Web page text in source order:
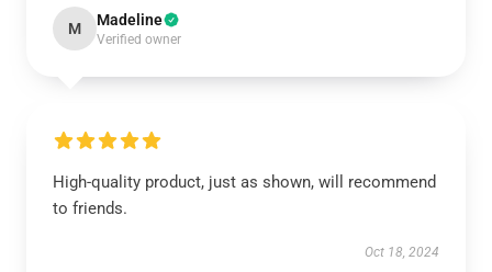
M Madeline
Verified owner
High-quality product, just as shown, will recommend
to friends.
Oct 18, 2024